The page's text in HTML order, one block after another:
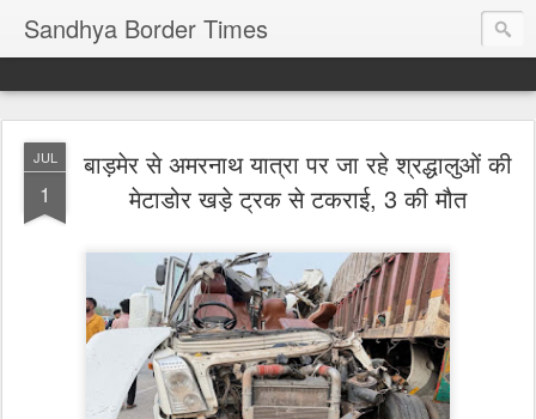
Sandhya Border Times
JUL
1
बाड़मेर से अमरनाथ यात्रा पर जा रहे श्रद्धालुओं की
मेटाडोर खड़े ट्रक से टकराई, 3 की मौत